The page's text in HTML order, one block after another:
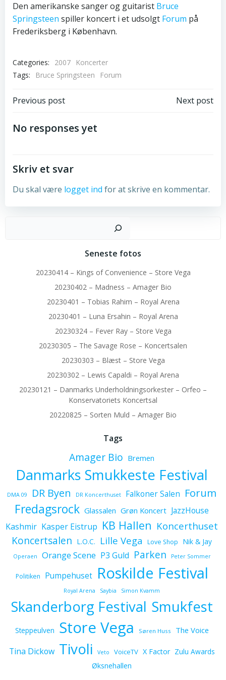
Den amerikanske sanger og guitarist Bruce
Springsteen spiller koncert i et udsolgt Forum på
Frederiksberg i København.
Categories: 2007
Koncerter
Tags:
Bruce Springsteen Forum
Post
navigation
Previous post Next post
No responses yet
Skriv et svar
Du skal være logget ind for at skrive en kommentar.
Seneste fotos
20230414 – Kings of Convenience – Store Vega
20230402 – Madness – Amager Bio
20230401 – Tobias Rahim – Royal Arena
20230401 – Luna Ersahin – Royal Arena
20230324 – Fever Ray – Store Vega
20230305 – The Savage Rose – Koncertsalen
20230303 – Blæst – Store Vega
20230302 – Lewis Capaldi – Royal Arena
20230121 – Danmarks Underholdningsorkester – Orfeo –
Konservatoriets Koncertsal
20220825 – Sorten Muld – Amager Bio
Tags
Amager Bio Bremen
Danmarks Smukkeste Festival
DMA 09 DR Byen DR Koncerthuset Falkoner Salen Forum
Fredagsrock Glassalen Grøn Koncert JazzHouse
Kashmir Kasper Eistrup KB Hallen Koncerthuset
Koncertsalen L.O.C. Lille Vega Love Shop Nik & Jay
Operaen Orange Scene P3 Guld Parken Peter Sommer
Politiken Pumpehuset Roskilde Festival
Royal Arena Saybia Simon Kvamm
Skanderborg Festival Smukfest
Steppeulven Store Vega Søren Huss The Voice
Tina Dickow Tivoli Veto VoiceTV X Factor Zulu Awards
Øksnehallen